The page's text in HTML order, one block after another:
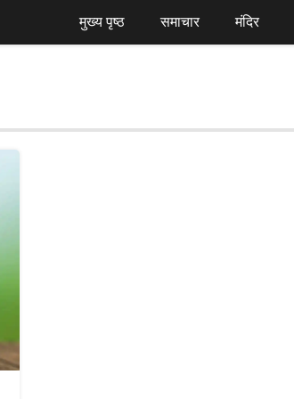
मुख्य पृष्ठ समाचार मंदिर